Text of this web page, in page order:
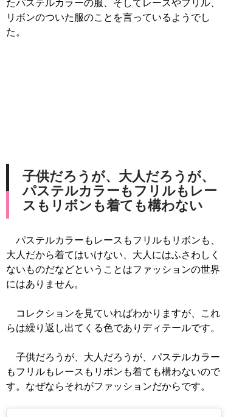
たパステルカラーの服、そしてレースやフリル、
リボンのついた服のことを言っているようでし
た。
子供だろうが、大人だろうが、
パステルカラーもフリルもレー
スもリボンも着ても構わない
パステルカラーもレースもフリルもリボンも、
大人だから着てはいけない、大人にはふさわしく
ないものだなどということはファッションの世界
にはありません。
コレクションを見ていればわかりますが、これ
らは繰り返し出てくる色でありディテールです。
子供だろうが、大人だろうが、パステルカラー
もフリルもレースもリボンも着ても構わないので
す。なぜならそれがファッションだからです。